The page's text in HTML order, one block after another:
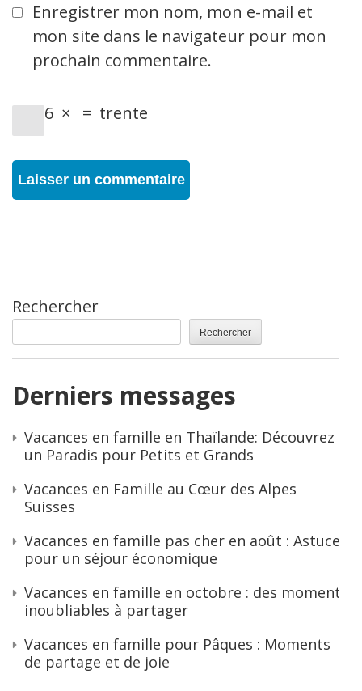
Enregistrer mon nom, mon e-mail et
mon site dans le navigateur pour mon
prochain commentaire.
6 × = trente
Rechercher
Rechercher
Derniers messages
Vacances en famille en Thaïlande: Découvrez
un Paradis pour Petits et Grands
Vacances en Famille au Cœur des Alpes
Suisses
Vacances en famille pas cher en août : Astuces
pour un séjour économique
Vacances en famille en octobre : des moments
inoubliables à partager
Vacances en famille pour Pâques : Moments
de partage et de joie